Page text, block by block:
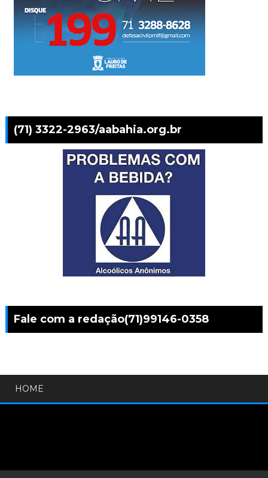
(71) 3322-2963/aabahia.org.br
Fale com a redação(71)99146-0358
HOME